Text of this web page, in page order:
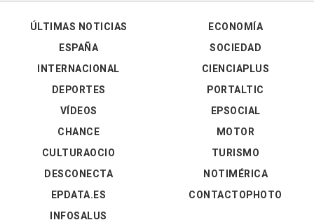
ÚLTIMAS NOTICIAS
ESPAÑA
INTERNACIONAL
DEPORTES
VÍDEOS
ECONOMÍA
SOCIEDAD
CIENCIAPLUS
PORTALTIC
EPSOCIAL
CHANCE
CULTURAOCIO
DESCONECTA
EPDATA.ES
INFOSALUS
MOTOR
TURISMO
NOTIMÉRICA
CONTACTOPHOTO